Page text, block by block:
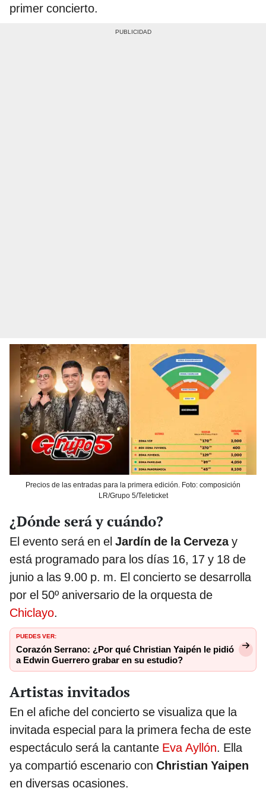
primer concierto.
Precios de las entradas para la primera edición. Foto: composición
LR/Grupo 5/Teleticket
¿Dónde será y cuándo?
El evento será en el Jardín de la Cervezay
está programado para los días 16, 17 y 18 de
junio a las 9.00 p. m. El concierto se desarrolla
por el 50º aniversario de la orquesta de
Chiclayo.
PUEDES VER:
Corazón Serrano: ¿Por qué Christian Yaipén le pidió
a Edwin Guerrero grabar en su estudio?
Artistas invitados
En el afiche del concierto se visualiza que la
invitada especial para la primera fecha de este
espectáculo será la cantante Eva Ayllón. Ella
ya compartió escenario con Christian Yaipen
en diversas ocasiones.